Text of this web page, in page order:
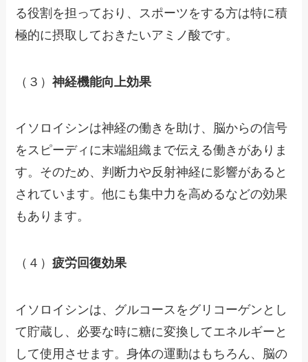
る役割を担っており、スポーツをする方は特に積
極的に摂取しておきたいアミノ酸です。
（３）神経機能向上効果
イソロイシンは神経の働きを助け、脳からの信号
をスピーディに末端組織まで伝える働きがありま
す。そのため、判断力や反射神経に影響があると
されています。他にも集中力を高めるなどの効果
もあります。
（４）疲労回復効果
イソロイシンは、グルコースをグリコーゲンとし
て貯蔵し、必要な時に糖に変換してエネルギーと
して使用させます。身体の運動はもちろん、脳の